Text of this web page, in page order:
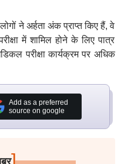
लोगों ने अर्हता अंक प्राप्त किए हैं, वे
में शामिल होने के लिए पात्र
परीक्षा कार्यक्रम पर अधिक
Add as a preferred
source on google